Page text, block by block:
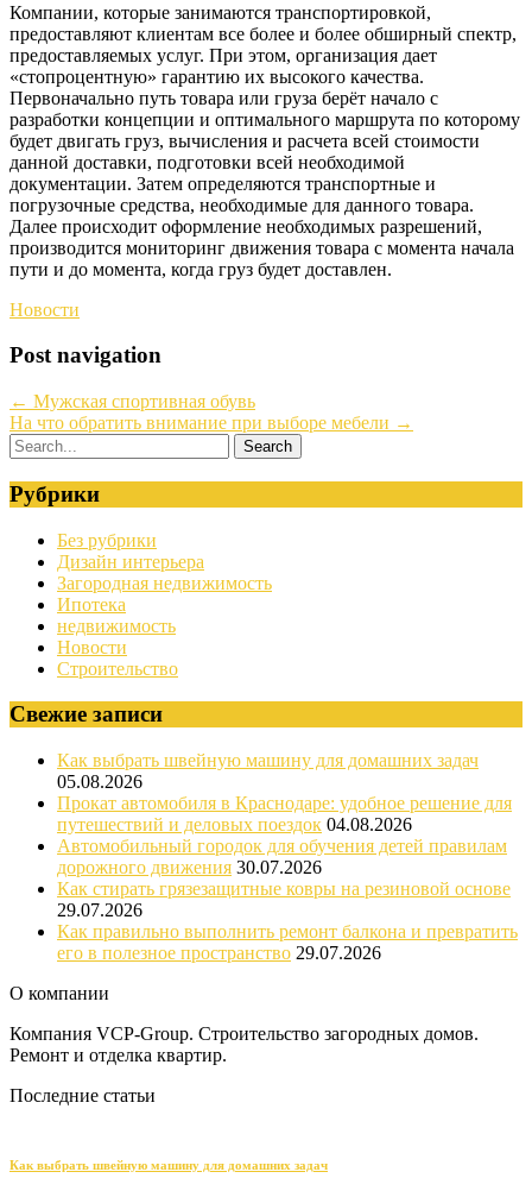
Компании, которые занимаются транспортировкой,
предоставляют клиентам все более и более обширный спектр,
предоставляемых услуг. При этом, организация дает
«стопроцентную» гарантию их высокого качества.
Первоначально путь товара или груза берёт начало с
разработки концепции и оптимального маршрута по которому
будет двигать груз, вычисления и расчета всей стоимости
данной доставки, подготовки всей необходимой
документации. Затем определяются транспортные и
погрузочные средства, необходимые для данного товара.
Далее происходит оформление необходимых разрешений,
производится мониторинг движения товара с момента начала
пути и до момента, когда груз будет доставлен.
Новости
Post navigation
← Мужская спортивная обувь
На что обратить внимание при выборе мебели →
Рубрики
Без рубрики
Дизайн интерьера
Загородная недвижимость
Ипотека
недвижимость
Новости
Строительство
Свежие записи
Как выбрать швейную машину для домашних задач
05.08.2026
Прокат автомобиля в Краснодаре: удобное решение для
путешествий и деловых поездок 04.08.2026
Автомобильный городок для обучения детей правилам
дорожного движения 30.07.2026
Как стирать грязезащитные ковры на резиновой основе
29.07.2026
Как правильно выполнить ремонт балкона и превратить
его в полезное пространство 29.07.2026
О компании
Компания VCP-Group. Строительство загородных домов.
Ремонт и отделка квартир.
Последние статьи
Как выбрать швейную машину для домашних задач